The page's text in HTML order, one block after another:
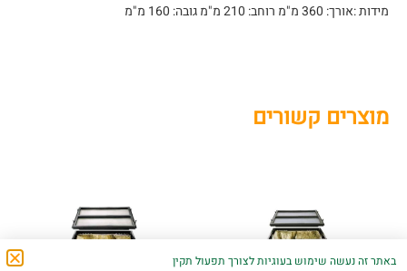
מידות :אורך: 360 מ"מ רוחב: 210 מ"מ גובה: 160 מ"מ
מוצרים קשורים
באתר זה נעשה שימוש בעוגיות לצורך תפעול תקין